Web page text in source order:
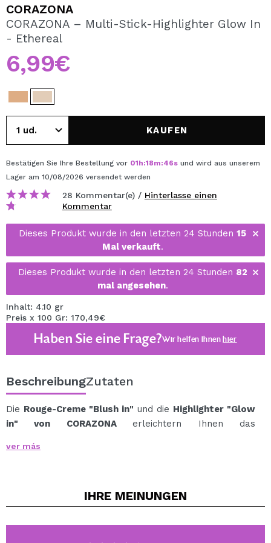
REGISTRIEREN
Durch die Erstellung eines Kontos bei Maquillalia.de
können Sie Ihre Einkäufe schnell tätigen, den Status Ihrer
Bestellungen überprüfen und Ihre bisherigen Vorgänge
einsehen.
CORAZONA
CORAZONA – Multi-Stick-Highlighter Glow In
- Ethereal
6,99€
KAUFEN
Bestätigen Sie Ihre Bestellung vor 01h:18m:45s und wird aus unserem
Lager am 10/08/2026 versendet werden
28 Kommentar(e) / Hinterlasse einen
Kommentar
Dieses Produkt wurde in den letzten 24 Stunden 15
Mal verkauft.
Dieses Produkt wurde in den letzten 24 Stunden 82
mal angesehen.
Inhalt: 4.10 gr
Preis x 100 Gr: 170,49€
Haben Sie eine Frage?Wir helfen Ihnenhier
BeschreibungZutaten
Die Rouge-Creme "Blush in" und die Highlighter "Glow
in" von CORAZONAerleichtern Ihnen das
Dank seines vielseitigen Stiftformats können Sie ihn auf
Berührungen schnell und einfach mit der Haut und
anhält.
Seine geringe Größe ist ideal für den Transport überall
ver más
IHRE MEINUNGEN